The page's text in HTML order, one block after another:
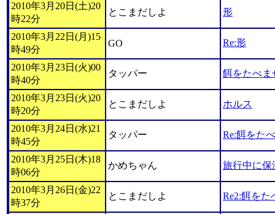
2010年3月20日(土)20
時22分
とこまだしよ 形
2010年3月22日(月)15
時49分
GO Re:形
2010年3月23日(火)00
時40分
タッパー 餌をたべま
2010年3月23日(火)20
時20分
とこまだしよ ホルス
2010年3月24日(水)21
時45分
タッパー Re:餌をた
2010年3月25日(木)18
時06分
かめちゃん 旅行中に保
2010年3月26日(金)22
時37分
とこまだしよ Re2:餌をた